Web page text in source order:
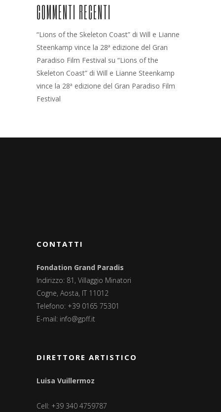
COMMENTI RECENTI
“Lions of the Skeleton Coast” di Will e Lianne
Steenkamp vince la 28ª edizione del Gran
Paradiso Film Festival su “Lions of the
Skeleton Coast” di Will e Lianne Steenkamp
vince la 28ª edizione del Gran Paradiso Film
Festival
CONTATTI
Fondation Grand Paradis
Indirizzo: 81, Villaggio Minatori
Cogne, Aosta, IT 11012
Telefono: +39 0165 75301
E-mail: info@gpff.it
DIRETTORE ARTISTICO
Luisa Vuillermoz
Cell: +39 340 4759787